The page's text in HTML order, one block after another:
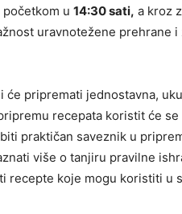
početkom u 14:30 sati, a kroz
uravnotežene prehrane
će pripremati jednostavna,
recepata koristit će se
praktičan saveznik u
više o tanjiru pravilne
recepte koje mogu koristiti u